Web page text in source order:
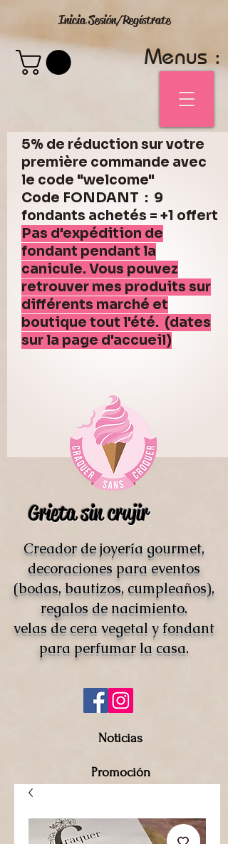
Inicia Sesión/Regístrate
Menus :
5% de réduction sur votre
première commande avec
le code "welcome"
Code FONDANT : 9
fondants achetés = +1 offert
Pas d'expédition de
fondant pendant la
canicule. Vous pouvez
retrouver mes produits sur
différents marché et
boutique tout l'été. (dates
sur la page d'accueil)
Grieta sin crujir
Creador de joyería gourmet,
decoraciones para eventos
(bodas, bautizos, cumpleaños),
regalos de nacimiento.
velas de cera vegetal y fondant
para perfumar la casa.
Noticias
Promoción